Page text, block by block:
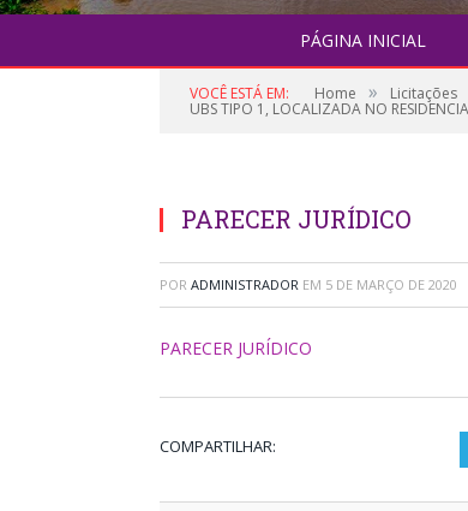
PÁGINA INICIAL
VOCÊ ESTÁ EM: Home » Licitações
UBS TIPO 1, LOCALIZADA NO
PARECER JURÍDICO
POR ADMINISTRADOR EM 5 DE MARÇO DE 2020
PARECER JURÍDICO
COMPARTILHAR: